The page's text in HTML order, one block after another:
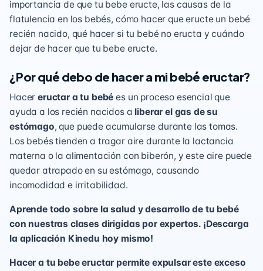
importancia de que tu bebe eructe, las causas de la
flatulencia en los bebés, cómo hacer que eructe un bebé
recién nacido, qué hacer si tu bebé no eructa y cuándo
dejar de hacer que tu bebe eructe.
¿Por qué debo de hacer a mi bebé eructar?
Hacereructar a tu bebé es un proceso esencial que
ayuda a los recién nacidos a liberar el gas de su
estómago, que puede acumularse durante las tomas.
Los bebés tienden a tragar aire durante la lactancia
materna o la alimentación con biberón, y este aire puede
quedar atrapado en su estómago, causando
incomodidad e irritabilidad.
Aprende todo sobre la salud y desarrollo de tu bebé
con nuestras clases dirigidas por expertos. ¡Descarga
la aplicación Kinedu hoy mismo!
Hacer a tu bebe eructar permite expulsar este exceso